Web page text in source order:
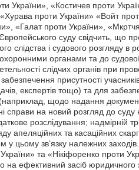
України», «Костичев проти
проти України» «Войт
«Галат проти України»,
Європейського суду свідчить, що
слідства і судового розгляду
органами та до
слідчих органів при
присутності
експертів тощо) та для
щодо надання
справи на новий розгляд до суду
розслідування; надмірній
апеляційних та касаційних
у цьому зв’язку належних заходів.
та «Нікіфоренко проти
ефективний засіб юридичного